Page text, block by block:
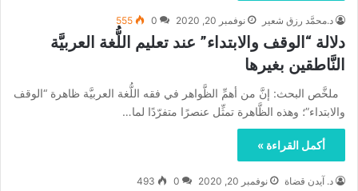
د.محمَّد رزق شعير نوفمبر 20, 2020 0
555
دلالة “الوقف والابتداء” عند تعليم اللُّغة العربيَّة
النَّاطقين بغيرها
ملخَّص البحث: إنَّ من أهمِّ الظَّواهر في فقه اللُّغة العربيَّة ظاهرة “الوقف
والابتداء”؛ وهذه الظَّاهرة تمثِّل عنصرًا متفرّدًا لما…
أكمل القراءة »
د. آيدن قضاة نوفمبر 20, 2020 0
493